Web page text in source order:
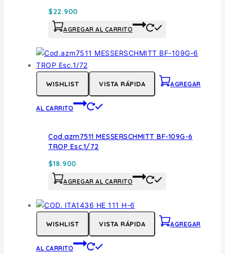
$22.900
AGREGAR AL CARRITO
WISHLIST VISTA RÁPIDA AGREGAR
AL CARRITO
Cod.azm7511 MESSERSCHMITT BF-109G-6
TROP Esc.1/72
$18.900
AGREGAR AL CARRITO
WISHLIST VISTA RÁPIDA AGREGAR
AL CARRITO